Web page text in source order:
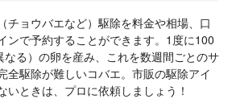
チョウバエなど）駆除を料金や相場、口
ンで予約することができます。1度に100
なる）の卵を産み、これを数週間ごとのサ
全駆除が難しいコバエ。市販の駆除アイ
いときは、プロに依頼しましょう！